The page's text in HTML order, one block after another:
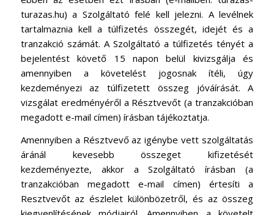
turazas.hu) a Szolgáltató felé kell jelezni. A levélnek
tartalmaznia kell a túlfizetés összegét, idejét és a
tranzakció számát. A Szolgáltató a túlfizetés tényét a
bejelentést követő 15 napon belül kivizsgálja és
amennyiben a követelést jogosnak ítéli, úgy
kezdeményezi az túlfizetett összeg jóváírását. A
vizsgálat eredményéről a Résztvevőt (a tranzakcióban
megadott e-mail címen) írásban tájékoztatja.
Amennyiben a Résztvevő az igénybe vett szolgáltatás
áránál kevesebb összeget kifizetését
kezdeményezte, akkor a Szolgáltató írásban (a
tranzakcióban megadott e-mail címen) értesíti a
Resztvevőt az észlelet különbözetről, és az összeg